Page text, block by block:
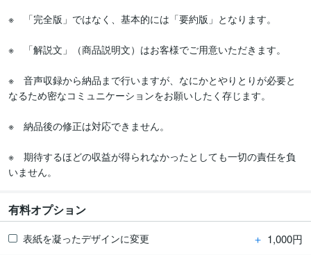
※　「完全版」ではなく、基本的には「要約版」となります。
※　「解説文」（商品説明文）はお客様でご用意いただきます。
※　音声収録から納品まで行いますが、なにかとやりとりが必要と
なるため密なコミュニケーションをお願いしたく存じます。
※　納品後の修正は対応できません。
※　期待するほどの収益が得られなかったとしても一切の責任を負
有料オプション
表紙を凝ったデザインに変更 ＋ 1,000円